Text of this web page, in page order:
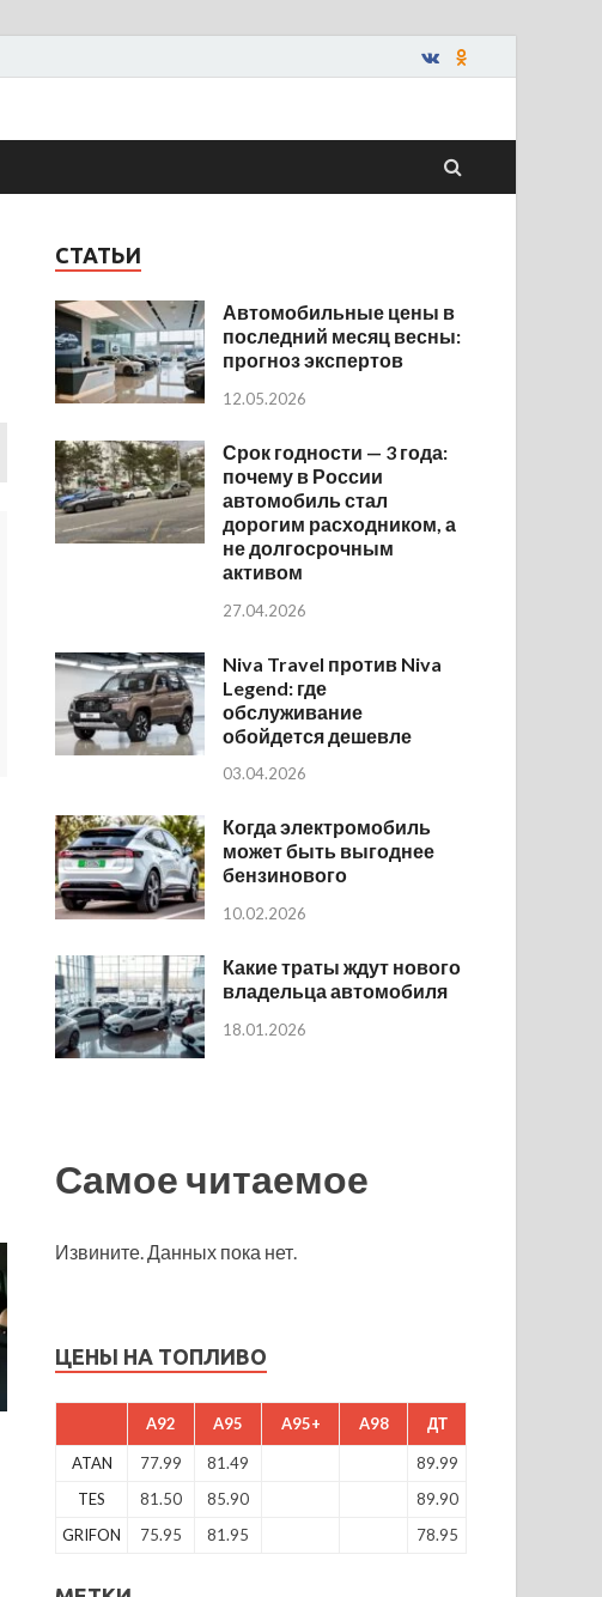
СТАТЬИ
Автомобильные цены в
последний месяц весны:
прогноз экспертов
12.05.2026
Срок годности — 3 года:
почему в России
автомобиль стал
дорогим расходником, а
не долгосрочным
активом
27.04.2026
Niva Travel против Niva
Legend: где
обслуживание
обойдется дешевле
03.04.2026
Когда электромобиль
может быть выгоднее
бензинового
10.02.2026
Какие траты ждут нового
владельца автомобиля
18.01.2026
Самое читаемое
Извините. Данных пока нет.
ЦЕНЫ НА ТОПЛИВО
A92 A95 A95+ A98 ДТ
ATAN 77.99 81.49
89.99
TES
81.50 85.90
89.90
GRIFON
75.95 81.95 78.95